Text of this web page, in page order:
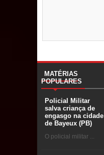
MATÉRIAS
POPULARES
Policial Militar
salva criança de
engasgo na cidade
de Bayeux (PB)
O policial militar ...